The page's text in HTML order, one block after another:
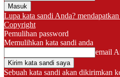
Lupa kata sandi Anda?
Copyright
Pemulihan password
Memulihkan kata sandi anda
email
Sebuah kata sandi akan dikirimkan